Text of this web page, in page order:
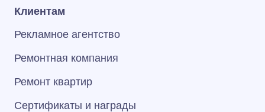
Клиентам
Рекламное агентство
Ремонтная компания
Ремонт квартир
Сертификаты и награды